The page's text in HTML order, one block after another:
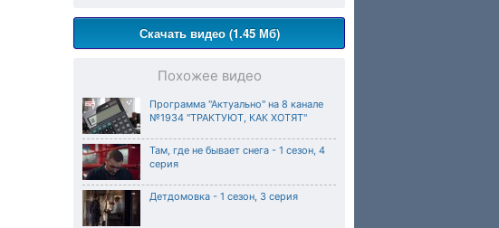
Скачать видео (1.45 Мб)
Похожее видео
Программа "Актуально" на 8 канале
№1934 "ТРАКТУЮТ, КАК ХОТЯТ"
Там, где не бывает снега - 1 сезон, 4
серия
Детдомовка - 1 сезон, 3 серия